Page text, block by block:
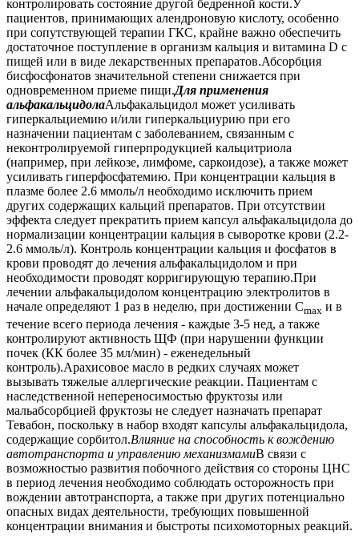
контролировать состояние другой бедренной кости.У
пациентов, принимающих алендроновую кислоту, особенно
при сопутствующей терапии ГКС, крайне важно обеспечить
достаточное поступление в организм кальция и витамина D с
пищей или в виде лекарственных препаратов.Абсорбция
бисфосфонатов значительной степени снижается при
одновременном приеме пищи.Для применения
альфакальцидолаАльфакальцидол может усиливать
гиперкальциемию и/или гиперкальциурию при его
назначении пациентам с заболеванием, связанным с
неконтролируемой гиперпродукцией кальцитриола
(например, при лейкозе, лимфоме, саркоидозе), а также может
усиливать гиперфосфатемию. При концентрации кальция в
плазме более 2.6 ммоль/л необходимо исключить прием
других содержащих кальций препаратов. При отсутствии
эффекта следует прекратить прием капсул альфакальцидола до
нормализации концентрации кальция в сыворотке крови (2.2-
2.6 ммоль/л). Контроль концентрации кальция и фосфатов в
крови проводят до лечения альфакальцидолом и при
необходимости проводят корригирующую терапию.При
лечении альфакальцидолом концентрацию электролитов в
начале определяют 1 раз в неделю, при достижении Cmax и в
течение всего периода лечения - каждые 3-5 нед, а также
контролируют активность ЩФ (при нарушении функции
почек (КК более 35 мл/мин) - еженедельный
контроль).Арахисовое масло в редких случаях может
вызывать тяжелые аллергические реакции. Пациентам с
наследственной непереносимостью фруктозы или
мальабсорбцией фруктозы не следует назначать препарат
Тевабон, поскольку в набор входят капсулы альфакальцидола,
содержащие сорбитол.Влияние на способность к вождению
автотранспорта и управлению механизмамиВ связи с
возможностью развития побочного действия со стороны ЦНС
в период лечения необходимо соблюдать осторожность при
вождении автотранспорта, а также при других потенциально
опасных видах деятельности, требующих повышенной
концентрации внимания и быстроты психомоторных реакций.